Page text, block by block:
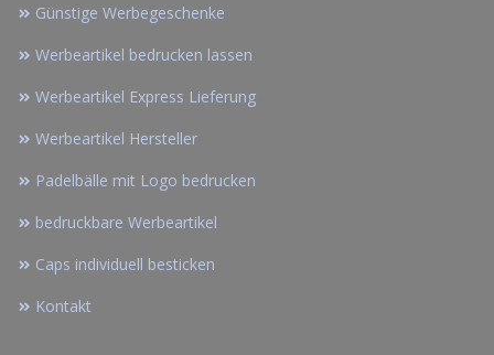
Günstige Werbegeschenke
Werbeartikel bedrucken lassen
Werbeartikel Express Lieferung
Werbeartikel Hersteller
Padelbälle mit Logo bedrucken
bedruckbare Werbeartikel
Caps individuell besticken
Kontakt